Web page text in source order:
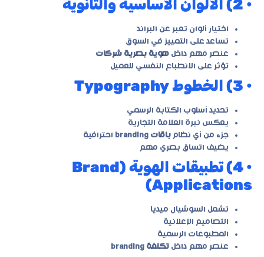
• 2) الألوان الأساسية والثانوية
اختيار ألوان تعبر عن البراند
تساعد على التمييز في السوق
عنصر مهم داخل هوية بصرية شركات
تؤثر على الانطباع النفسي للعميل
• 3) الخطوط Typography
تحديد أسلوب الكتابة الرسمي
يعكس نبرة العلامة التجارية
جزء من أي نظام باقات branding
احترافية
يضيف اتساق بصري مهم
• 4) تطبيقات الهوية (Brand
Applications)
تشمل السوشيال ميديا
التصاميم الإعلانية
المطبوعات الرسمية
عنصر مهم داخل تكلفة branding